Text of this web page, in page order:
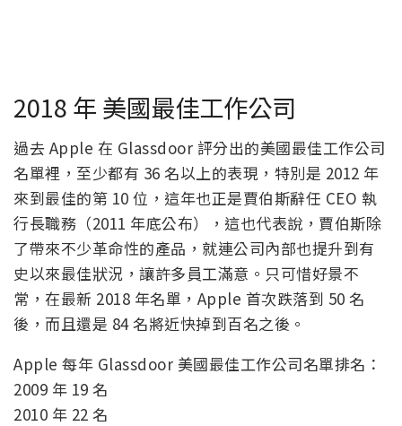
2018 年 美國最佳工作公司
過去 Apple 在 Glassdoor 評分出的美國最佳工作公司
名單裡，至少都有 36 名以上的表現，特別是 2012 年
來到最佳的第 10 位，這年也正是賈伯斯辭任 CEO 執
行長職務（2011 年底公布），這也代表說，賈伯斯除
了帶來不少革命性的產品，就連公司內部也提升到有
史以來最佳狀況，讓許多員工滿意。只可惜好景不
常，在最新 2018 年名單，Apple 首次跌落到 50 名
後，而且還是 84 名將近快掉到百名之後。
Apple 每年 Glassdoor 美國最佳工作公司名單排名：
2009 年 19 名
2010 年 22 名